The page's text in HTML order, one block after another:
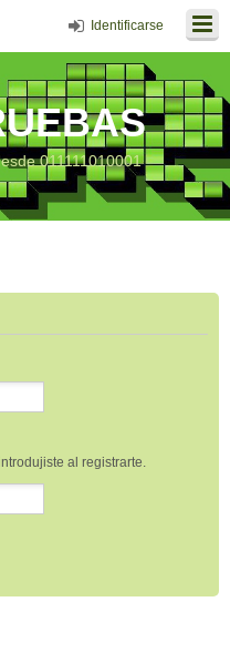
Identificarse
011111010001
al registrarte.